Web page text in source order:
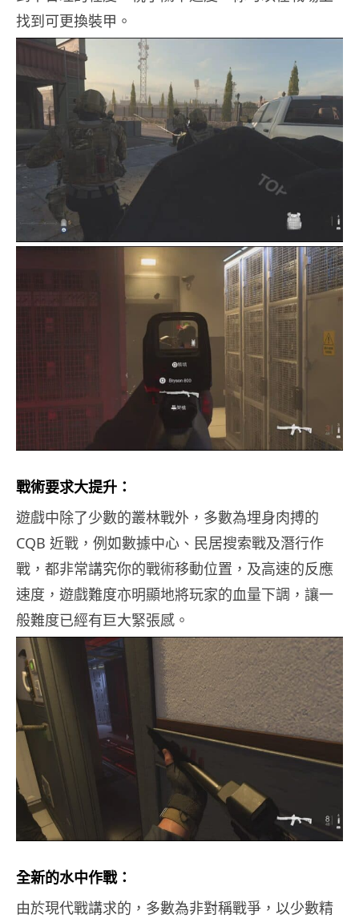
找到可更換裝甲。
戰術要求大提升：
遊戲中除了少數的叢林戰外，多數為埋身肉搏的
CQB 近戰，例如數據中心、民居搜索戰及潛行作
戰，都非常講究你的戰術移動位置，及高速的反應
速度，遊戲難度亦明顯地將玩家的血量下調，讓一
般難度已經有巨大緊張感。
全新的水中作戰：
由於現代戰講求的，多數為非對稱戰爭，以少數精